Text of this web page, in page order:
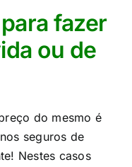
fazer
ou de
do mesmo é
seguros de
Nestes casos